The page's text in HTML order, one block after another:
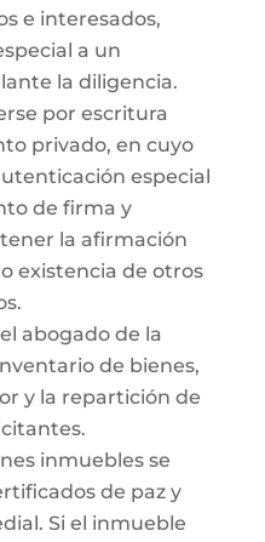
e interesados,
a un
la diligencia.
por escritura
privado, en cuyo
especial
de firma y
la afirmación
existencia de otros
abogado de la
de bienes,
y la repartición de
inmuebles se
de paz y
Si el inmueble